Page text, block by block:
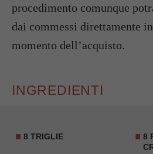
procedimento comunque
dai commessi direttamente
momento dell’acquisto.
INGREDIENTI
8 TRIGLIE
8